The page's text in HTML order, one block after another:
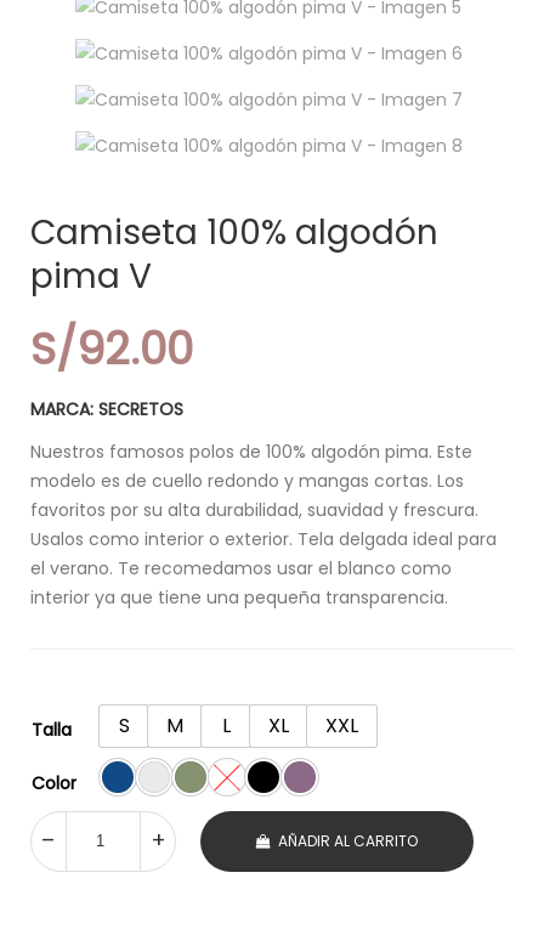
Camiseta 100% algodón
pima V
S/92.00
MARCA: SECRETOS
Nuestros famosos polos de 100% algodón pima. Este
modelo es de cuello redondo y mangas cortas. Los
favoritos por su alta durabilidad, suavidad y frescura.
Usalos como interior o exterior. Tela delgada ideal para
el verano. Te recomedamos usar el blanco como
interior ya que tiene una pequeña transparencia.
Talla S M L XL XXL
Color
AÑADIR AL CARRITO